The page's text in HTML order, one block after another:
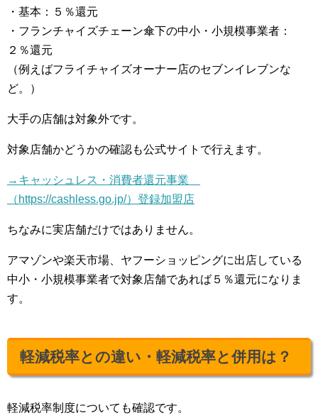
・基本：５％還元
・フランチャイズチェーン傘下の中小・小規模事業者：
２％還元
（例えばフライチャイズオーナー店のセブンイレブンな
ど。）
大手の店舗は対象外です。
対象店舗かどうかの確認も公式サイトで行えます。
→キャッシュレス・消費者還元事業
（https://cashless.go.jp/）登録加盟店
ちなみに実店舗だけではありません。
アマゾンや楽天市場、ヤフーショッピングに出店している
中小・小規模事業者で対象店舗であれば５％還元になりま
す。
軽減税率との違い・軽減税率と併用は？
軽減税率制度についても確認です。